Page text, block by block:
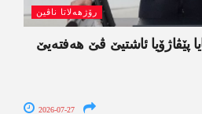
رۆژھەلاتا ناڤین
پێڤاژۆیا ئاشتیێ ڤێ ھەفتەیێ
2026-07-27